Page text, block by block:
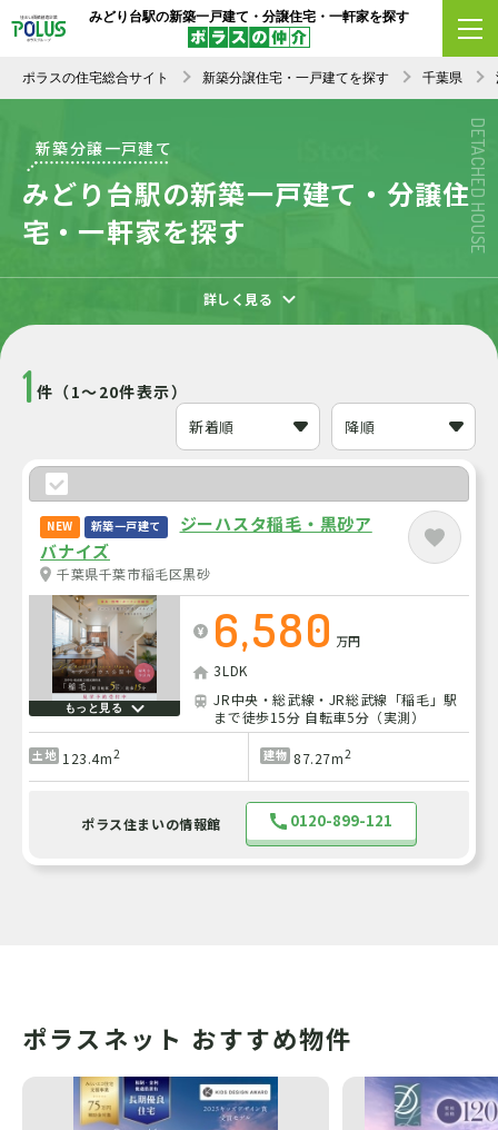
みどり台駅の新築一戸建て・分譲住宅・一軒家を探す
ポラスの住宅総合サイト 新築分譲住宅・一戸建てを探す 千葉県
DETACHED HOUSE
新築分譲一戸建て
みどり台駅の新築一戸建て・分譲住
宅・一軒家を探す
詳しく見る
1 件（1～20件表示）
NEW 新築一戸建て
ジーハスタ稲毛・黒砂ア
バナイズ
千葉県千葉市稲毛区黒砂
もっと見る
6,580 万円
3LDK
JR中央・総武線・JR総武線「稲毛」駅
まで徒歩15分 自転車5分（実測）
土地 123.4m2 建物 87.27m2
ポラス住まいの情報館 0120-899-121
エリア変更 条件変更
ポラスネット おすすめ物件